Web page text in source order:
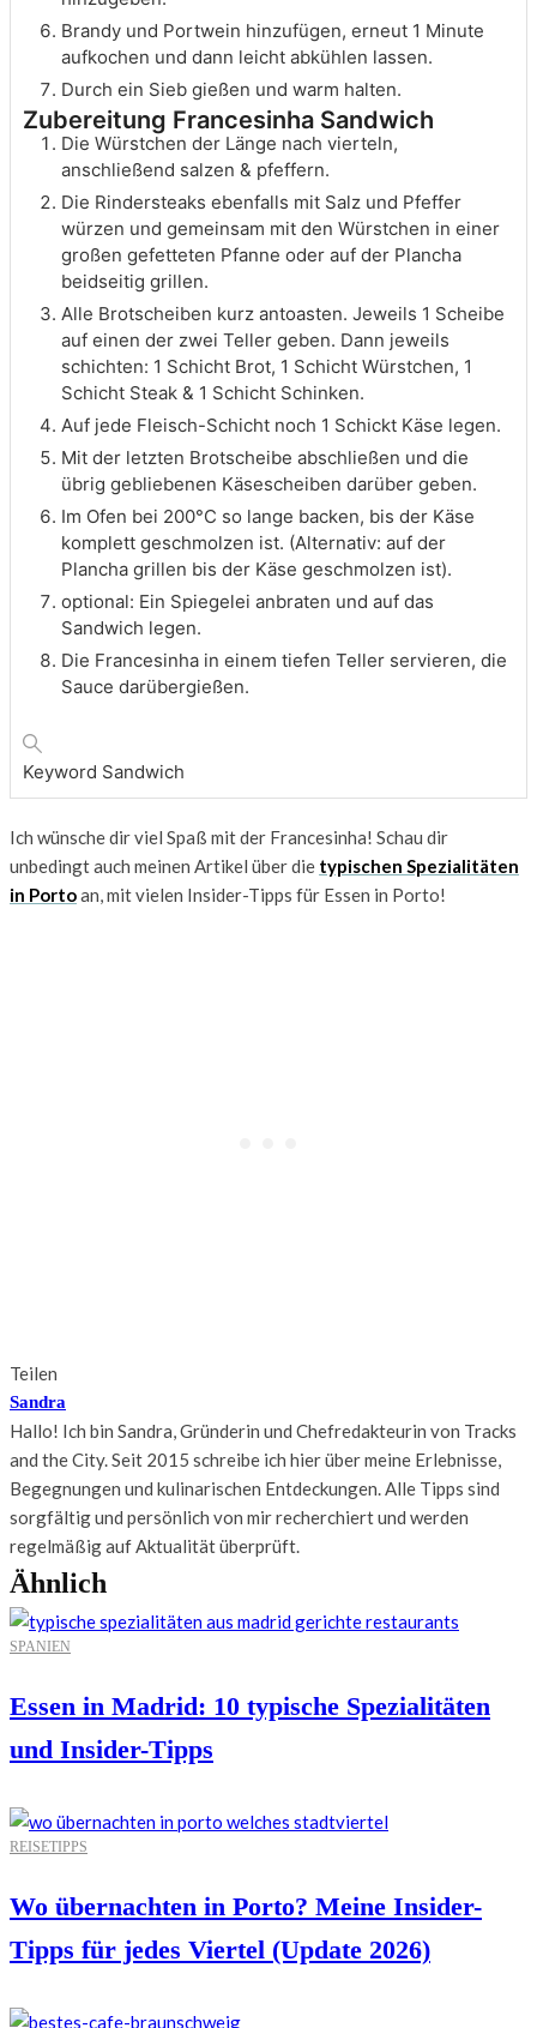
Brandy und Portwein hinzufügen, erneut 1 Minute
aufkochen und dann leicht abkühlen lassen.
Durch ein Sieb gießen und warm halten.
Zubereitung Francesinha Sandwich
Die Würstchen der Länge nach vierteln,
anschließend salzen & pfeffern.
Die Rindersteaks ebenfalls mit Salz und Pfeffer
würzen und gemeinsam mit den Würstchen in einer
großen gefetteten Pfanne oder auf der Plancha
beidseitig grillen.
Alle Brotscheiben kurz antoasten. Jeweils 1 Scheibe
auf einen der zwei Teller geben. Dann jeweils
schichten: 1 Schicht Brot, 1 Schicht Würstchen, 1
Schicht Steak & 1 Schicht Schinken.
Auf jede Fleisch-Schicht noch 1 Schickt Käse legen.
Mit der letzten Brotscheibe abschließen und die
übrig gebliebenen Käsescheiben darüber geben.
Im Ofen bei 200°C so lange backen, bis der Käse
komplett geschmolzen ist. (Alternativ: auf der
Plancha grillen bis der Käse geschmolzen ist).
optional: Ein Spiegelei anbraten und auf das
Sandwich legen.
Die Francesinha in einem tiefen Teller servieren, die
Sauce darübergießen.
Keyword Sandwich
Ich wünsche dir viel Spaß mit der Francesinha! Schau dir
unbedingt auch meinen Artikel über die typischen Spezialitäten
in Portoan, mit vielen Insider-Tipps für Essen in Porto!
Teilen
Sandra
Hallo! Ich bin Sandra, Gründerin und Chefredakteurin von Tracks
and the City. Seit 2015 schreibe ich hier über meine Erlebnisse,
Begegnungen und kulinarischen Entdeckungen. Alle Tipps sind
sorgfältig und persönlich von mir recherchiert und werden
regelmäßig auf Aktualität überprüft.
Ähnlich
SPANIEN
Essen in Madrid: 10 typische Spezialitäten
und Insider-Tipps
REISETIPPS
Wo übernachten in Porto? Meine Insider-
Tipps für jedes Viertel (Update 2026)